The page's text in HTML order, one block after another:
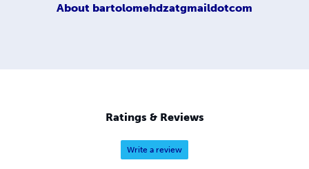
About bartolomehdzatgmaildotcom
Ratings & Reviews
Write a review